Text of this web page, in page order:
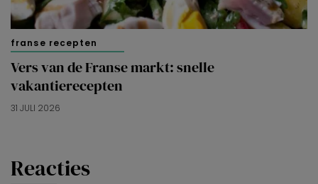
franse recepten
Vers van de Franse markt: snelle
vakantierecepten
31 JULI 2026
Reacties